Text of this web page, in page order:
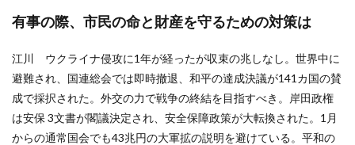
有事の際、市民の命と財産を守るための対策は
江川 ウクライナ侵攻に1年が経ったが収束の兆しなし。世界中に
避難され、国連総会では即時撤退、和平の達成決議が141カ国の賛
成で採択された。外交の力で戦争の終結を目指すべき。岸田政権
は安保 3文書が閣議決定され、安全保障政策が大転換された。1月
からの通常国会でも43兆円の大軍拡の説明を避けている。平和の